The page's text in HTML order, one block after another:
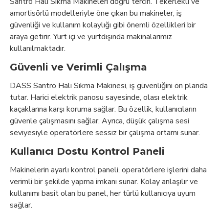
amortisörlü modelleriyle öne çıkan bu makineler, iş
güvenliği ve kullanım kolaylığı gibi önemli özellikleri bir
araya getirir. Yurt içi ve yurtdışında makinalarımız
kullanılmaktadır.
Güvenli ve Verimli Çalışma
DASS Santro Halı Sıkma Makinesi, iş güvenliğini ön planda
tutar. Harici elektrik panosu sayesinde, olası elektrik
kaçaklarına karşı koruma sağlar. Bu özellik, kullanıcıların
güvenle çalışmasını sağlar. Ayrıca, düşük çalışma sesi
seviyesiyle operatörlere sessiz bir çalışma ortamı sunar.
Kullanıcı Dostu Kontrol Paneli
Makinelerin ayarlı kontrol paneli, operatörlere işlerini daha
verimli bir şekilde yapma imkanı sunar. Kolay anlaşılır ve
kullanımı basit olan bu panel, her türlü kullanıcıya uyum
sağlar.